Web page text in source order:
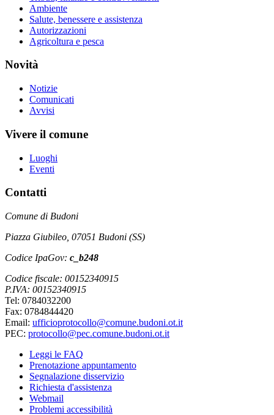
Ambiente
Salute, benessere e assistenza
Autorizzazioni
Agricoltura e pesca
Novità
Notizie
Comunicati
Avvisi
Vivere il comune
Luoghi
Eventi
Contatti
Comune di Budoni
Piazza Giubileo, 07051 Budoni (SS)
Codice IpaGov: c_b248
Codice fiscale: 00152340915
P.IVA: 00152340915
Tel: 0784032200
Fax: 0784844420
Email: ufficioprotocollo@comune.budoni.ot.it
PEC: protocollo@pec.comune.budoni.ot.it
Leggi le FAQ
Prenotazione appuntamento
Segnalazione disservizio
Richiesta d'assistenza
Webmail
Problemi accessibilità